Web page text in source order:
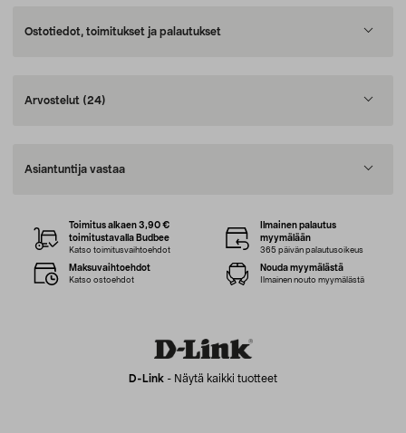
Ostotiedot, toimitukset ja palautukset
Arvostelut (24)
Asiantuntija vastaa
D-Link - Näytä kaikki tuotteet
Toimitus alkaen 3,90 €
toimitustavalla Budbee
Katso toimitusvaihtoehdot
Ilmainen palautus
myymälään
365 päivän palautusoikeus
Maksuvaihtoehdot
Katso ostoehdot
Nouda myymälästä
Ilmainen nouto myymälästä